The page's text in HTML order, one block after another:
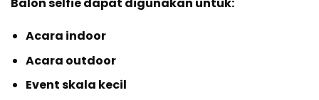
Balon selfie dapat digunakan untuk:
Acara indoor
Acara outdoor
Event skala kecil